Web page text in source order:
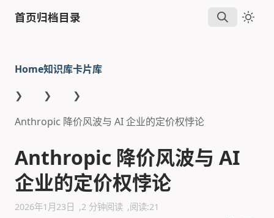
首页归档目录
Home
❯
知识库
❯
卡片库
❯
Anthropic 降价风波与 AI 企业的定价权悖论
Anthropic 降价风波与 AI
企业的定价权悖论
2026年1月23日 2 分钟阅读 阅读:21